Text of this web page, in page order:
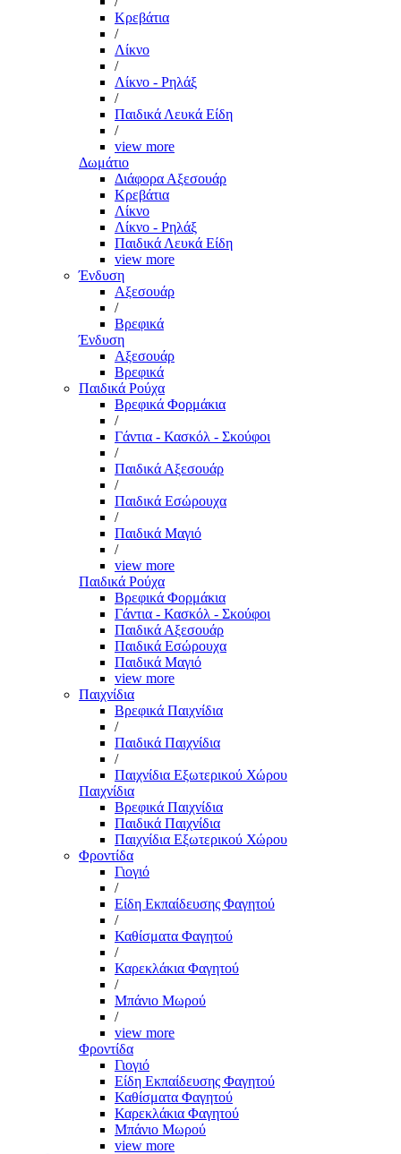
Κρεβάτια
/
Λίκνο
/
Λίκνο - Ρηλάξ
/
Παιδικά Λευκά Είδη
/
view more
Δωμάτιο
Διάφορα Αξεσουάρ
Κρεβάτια
Λίκνο
Λίκνο - Ρηλάξ
Παιδικά Λευκά Είδη
view more
Ένδυση
Αξεσουάρ
/
Βρεφικά
Ένδυση
Αξεσουάρ
Βρεφικά
Παιδικά Ρούχα
Βρεφικά Φορμάκια
/
Γάντια - Κασκόλ - Σκούφοι
/
Παιδικά Αξεσουάρ
/
Παιδικά Εσώρουχα
/
Παιδικά Μαγιό
/
view more
Παιδικά Ρούχα
Βρεφικά Φορμάκια
Γάντια - Κασκόλ - Σκούφοι
Παιδικά Αξεσουάρ
Παιδικά Εσώρουχα
Παιδικά Μαγιό
view more
Παιχνίδια
Βρεφικά Παιχνίδια
/
Παιδικά Παιχνίδια
/
Παιχνίδια Εξωτερικού Χώρου
Παιχνίδια
Βρεφικά Παιχνίδια
Παιδικά Παιχνίδια
Παιχνίδια Εξωτερικού Χώρου
Φροντίδα
Γιογιό
/
Είδη Εκπαίδευσης Φαγητού
/
Καθίσματα Φαγητού
/
Καρεκλάκια Φαγητού
/
Μπάνιο Μωρού
/
view more
Φροντίδα
Γιογιό
Είδη Εκπαίδευσης Φαγητού
Καθίσματα Φαγητού
Καρεκλάκια Φαγητού
Μπάνιο Μωρού
view more